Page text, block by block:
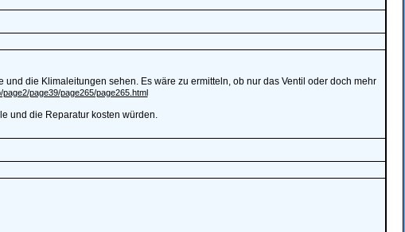
und die Klimaleitungen sehen. Es wäre zu ermitteln, ob nur das Ventil oder doch mehr
page2/page39/page265/page265.html
und die Reparatur kosten würden.